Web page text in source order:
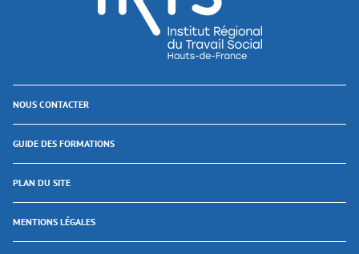
NOUS CONTACTER
GUIDE DES FORMATIONS
PLAN DU SITE
MENTIONS LÉGALES